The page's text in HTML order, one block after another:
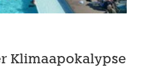
Klimaapokalypse